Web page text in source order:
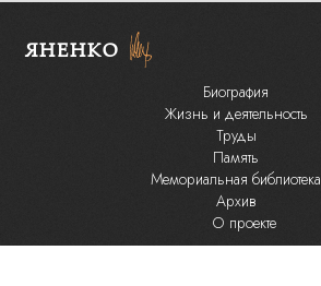
ЯНЕНКО
Биография
Жизнь и деятельность
Труды
Память
Мемориальная библиотека
Архив
О проекте